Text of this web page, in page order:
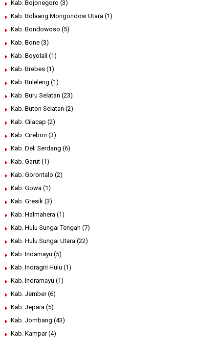
Kab. Bojonegoro (3)
Kab. Bolaang Mongondow Utara (1)
Kab. Bondowoso (5)
Kab. Bone (3)
Kab. Boyolali (1)
Kab. Brebes (1)
Kab. Buleleng (1)
Kab. Buru Selatan (23)
Kab. Buton Selatan (2)
Kab. Cilacap (2)
Kab. Cirebon (3)
Kab. Deli Serdang (6)
Kab. Garut (1)
Kab. Gorontalo (2)
Kab. Gowa (1)
Kab. Gresik (3)
Kab. Halmahera (1)
Kab. Hulu Sungai Tengah (7)
Kab. Hulu Sungai Utara (22)
Kab. Indamayu (5)
Kab. Indragiri Hulu (1)
Kab. Indramayu (1)
Kab. Jember (6)
Kab. Jepara (5)
Kab. Jombang (43)
Kab. Kampar (4)